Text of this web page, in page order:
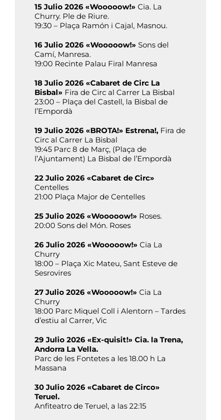
15 Julio 2026 «Wooooow!» Cia. La
Churry. Ple de Riure.
19:30 – Plaça Ramón i Cajal, Masnou.
16 Julio 2026 «Wooooow!» Sons del
Camí, Manresa.
19:00 Recinte Palau Firal Manresa
18 Julio 2026 «Cabaret de Circ La
Bisbal» Fira de Circ al Carrer La Bisbal
23:00 – Plaça del Castell, la Bisbal de
l’Empordà
19 Julio 2026 «BROTA!» Estrena!, Fira de
Circ al Carrer La Bisbal
19:45 Parc 8 de Març, (Plaça de
l’Ajuntament) La Bisbal de l’Empordà
22 Julio 2026 «Cabaret de Circ»
Centelles
21:00 Plaça Major de Centelles
25 Julio 2026 «Wooooow!» Roses.
20:00 Sons del Món. Roses
26 Julio 2026 «Wooooow!» Cia La
Churry
18:00 – Plaça Xic Mateu, Sant Esteve de
Sesrovires
27 Julio 2026 «Wooooow!» Cia La
Churry
18:00 Parc Miquel Coll i Alentorn – Tardes
d’estiu al Carrer, Vic
29 Julio 2026 «Ex-quisit!» Cia. la Trena,
Andorra La Vella.
Parc de les Fontetes a les 18.00 h La
Massana
30 Julio 2026 «Cabaret de Circo»
Teruel.
Anfiteatro de Teruel, a las 22:15